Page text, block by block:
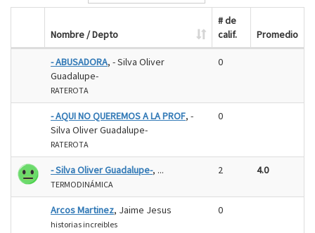
Nombre / Depto
# de
calif.
Promedio
- ABUSADORA, - Silva Oliver
Guadalupe-
RATEROTA
0
- AQUI NO QUEREMOS A LA PROF, -
Silva Oliver Guadalupe-
RATEROTA
0
- Silva Oliver Guadalupe-, ...
TERMODINÁMICA
2 4.0
Arcos Martinez, Jaime Jesus
historias increibles
0